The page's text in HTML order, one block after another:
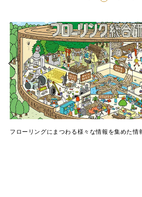
フローリングにまつわる様々な情報を集めた情